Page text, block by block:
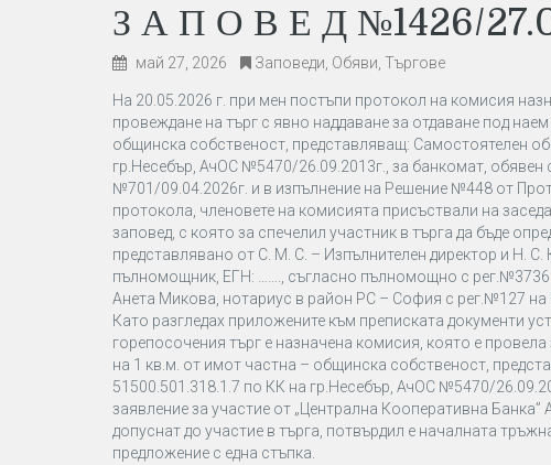
З А П О В Е Д №1426/
май 27, 2026 Заповеди Обяви Търгове
На 20.05.2026 г. при мен постъпи протокол на комисия
провеждане на търг с явно наддаване за отдаване под
общинска собственост, представляващ: Самостоятелен
гр.Несебър, АчОС №5470/26.09.2013г., за банкомат, обявен
№701/09.04.2026г. и в изпълнение на Решение №448 от
протокола, членовете на комисията присъствали на
заповед, с която за спечелил участник в търга да бъде
представлявано от С. М. С. – Изпълнителен директор и Н. С.
пълномощник, ЕГН: ……., съгласно пълномощно с рег.№3736
Анета Микова, нотариус в район РС – София с рег.№127 на
Като разгледах приложените към преписката документи
горепосочения търг е назначена комисия, която е
на 1 кв.м. от имот частна – общинска собственост,
51500.501.318.1.7 по КК на гр.Несебър, АчОС №5470/
заявление за участие от „Централна Кооперативна
допуснат до участие в търга, потвърдил е началната
предложение с една стъпка.